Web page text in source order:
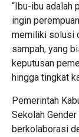
“Ibu-ibu adalah
ingin
memiliki solusi
sampah, yang
keputusan
hingga tingkat
Pemerintah
Sekolah
berkolaborasi